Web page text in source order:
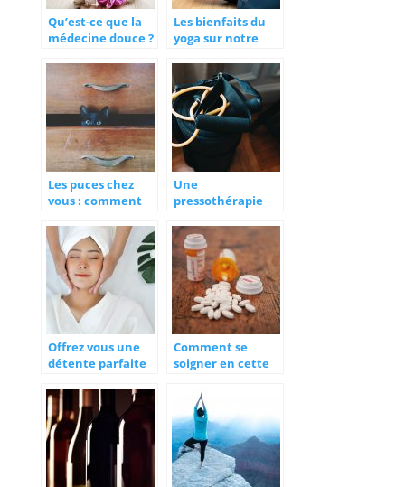
Qu’est-ce que la
médecine douce ?
Les bienfaits du
yoga sur notre
Les puces chez
vous : comment
Une
pressothérapie
bien-être
Offrez vous une
détente parfaite
visage à la maison
Lutétia
Comment se
soigner en cette